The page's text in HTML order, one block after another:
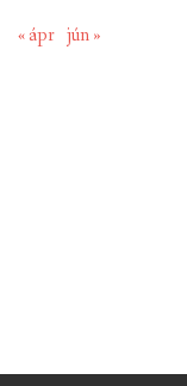
« ápr jún »